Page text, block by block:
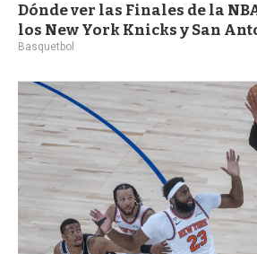
Dónde ver las Finales de la
los New York Knicks y San
Basquetbol